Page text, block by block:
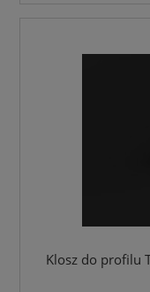
Klosz do profilu